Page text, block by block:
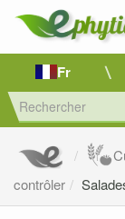
Fr
contrôler